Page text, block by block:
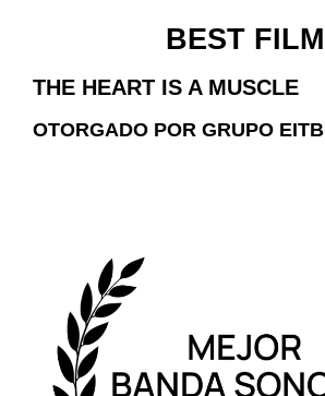
BEST FILM
THE HEART IS A MUSCLE
OTORGADO POR GRUPO EITB